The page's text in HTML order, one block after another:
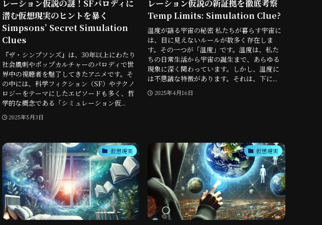
レーション仮説の謎！SFパロディに
潜む仮想現実のヒントを暴く
Simpsons’ Secret Simulation
Clues
『ザ・シンプソンズ』は、30年以上にわたり
社会風刺やポップカルチャーのパロディで世
界中の視聴者を魅了してきたアニメです。そ
の中には、科学フィクション（SF）やテクノ
ロジーをテーマにしたエピソードも多く、哲
学的な概念である「シミュレーション仮...
2025年5月3日
レーション仮説の新証拠を徹底考察
Temp Limits: Simulation Clue?
温度が語る宇宙の秘密 私たちが暮らす宇宙に
は、目に見えないルールが数多く存在しま
す。その一つが「温度」です。温度は、私た
ちの日常生活から宇宙の誕生まで、あらゆる
現象に深く関わっています。しかし、温度に
は不思議な特徴があります。それは、下に...
2025年4月16日
仮想現実 仮想現実